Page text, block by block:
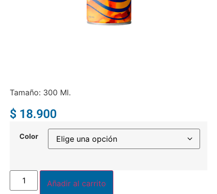
Tamaño: 300 Ml.
$ 18.900
Color
Añadir al carrito